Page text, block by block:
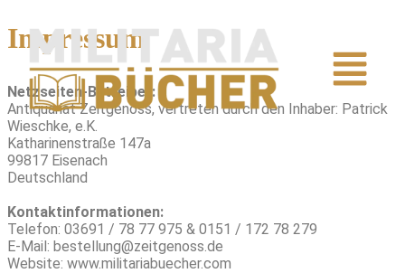
Impressum
Netzseiten-Betreiber:
Antiquariat Zeitgenoss, vertreten durch den Inhaber: Patrick
Wieschke, e.K.
Katharinenstraße 147a
99817 Eisenach
Deutschland
Kontaktinformationen:
Telefon: 03691 / 78 77 975 & 0151 / 172 78 279
E-Mail: bestellung@zeitgenoss.de
Website: www.militariabuecher.com